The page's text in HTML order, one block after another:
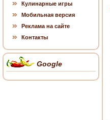
Кулинарные игры
Мобильная версия
Реклама на сайте
Контакты
Google